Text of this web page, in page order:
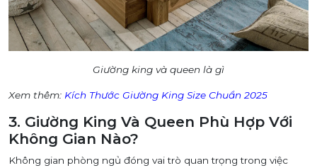
Giường king và queen là gì
Xem thêm: Kích Thước Giường King Size Chuẩn 2025
3. Giường King Và Queen Phù Hợp Với
Không Gian Nào?
Không gian phòng ngủ đóng vai trò quan trọng trong việc